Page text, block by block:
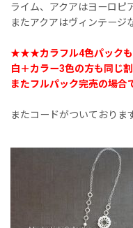
ライム、アクアはヨーロピ
またアクアはヴィンテージ
★★★カラフル4色パックも
白＋カラー3色の方も同じ
またフルパック完売の場合
またコードがついており